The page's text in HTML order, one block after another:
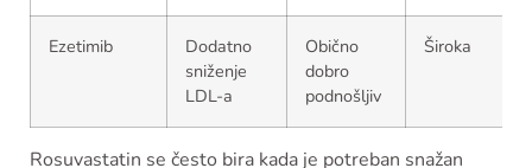
Ezetimib
Dodatno
sniženje
LDL-a
Obično
dobro
podnošljiv
Široka
Rosuvastatin se često bira kada je potreban snažan